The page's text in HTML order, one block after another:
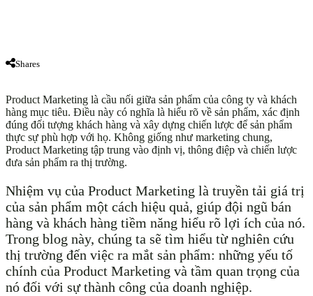
Shares
Product Marketing là cầu nối giữa sản phẩm của công ty và khách
hàng mục tiêu. Điều này có nghĩa là hiểu rõ về sản phẩm, xác định
đúng đối tượng khách hàng và xây dựng chiến lược để sản phẩm
thực sự phù hợp với họ. Không giống như marketing chung,
Product Marketing tập trung vào định vị, thông điệp và chiến lược
đưa sản phẩm ra thị trường.
Nhiệm vụ của Product Marketing là truyền tải giá trị
của sản phẩm một cách hiệu quả, giúp đội ngũ bán
hàng và khách hàng tiềm năng hiểu rõ lợi ích của nó.
Trong blog này, chúng ta sẽ tìm hiểu từ nghiên cứu
thị trường đến việc ra mắt sản phẩm: những yếu tố
chính của Product Marketing và tầm quan trọng của
nó đối với sự thành công của doanh nghiệp.